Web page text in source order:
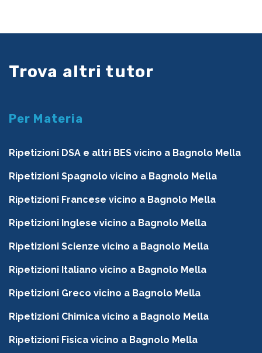
Trova altri tutor
Per Materia
Ripetizioni DSA e altri BES vicino a Bagnolo Mella
Ripetizioni Spagnolo vicino a Bagnolo Mella
Ripetizioni Francese vicino a Bagnolo Mella
Ripetizioni Inglese vicino a Bagnolo Mella
Ripetizioni Scienze vicino a Bagnolo Mella
Ripetizioni Italiano vicino a Bagnolo Mella
Ripetizioni Greco vicino a Bagnolo Mella
Ripetizioni Chimica vicino a Bagnolo Mella
Ripetizioni Fisica vicino a Bagnolo Mella